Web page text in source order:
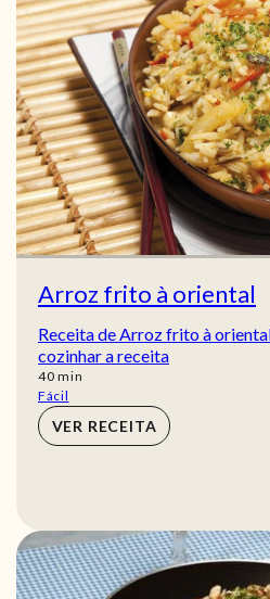
Arroz frito à oriental
Receita de Arroz frito à
cozinhar a receita
40min
min
Fácil
VER RECEITA